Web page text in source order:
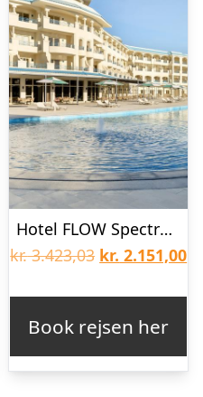
850,00.
Hotel FLOW Spectrum
kr.3.423,03 Den
var:
kr. 3.423,03.
kr. 2.151,00
Book rejsen her